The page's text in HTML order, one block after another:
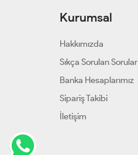
Kurumsal
Hakkımızda
Sıkça Sorulan Sorular
Banka Hesaplarımız
Sipariş Takibi
İletişim